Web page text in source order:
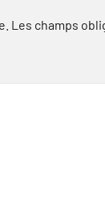
Les champs